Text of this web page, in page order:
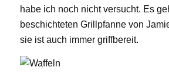
habe ich noch nicht versucht. Es
beschichteten Grillpfanne von
sie ist auch immer griffbereit.